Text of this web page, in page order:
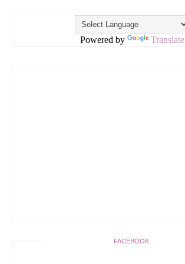
Powered by Translate
FACEBOOK: